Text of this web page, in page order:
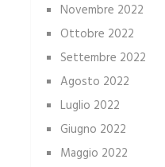
Novembre 2022
Ottobre 2022
Settembre 2022
Agosto 2022
Luglio 2022
Giugno 2022
Maggio 2022